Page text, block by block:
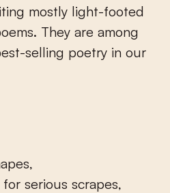
mostly light-footed
They are among
selling poetry in our
serious scrapes,